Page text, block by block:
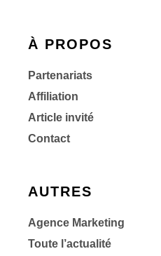
À PROPOS
Partenariats
Affiliation
Article invité
Contact
AUTRES
Agence Marketing
Toute l’actualité